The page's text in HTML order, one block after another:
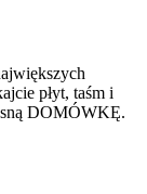
płyt, taśm i
DOMÓWKĘ.